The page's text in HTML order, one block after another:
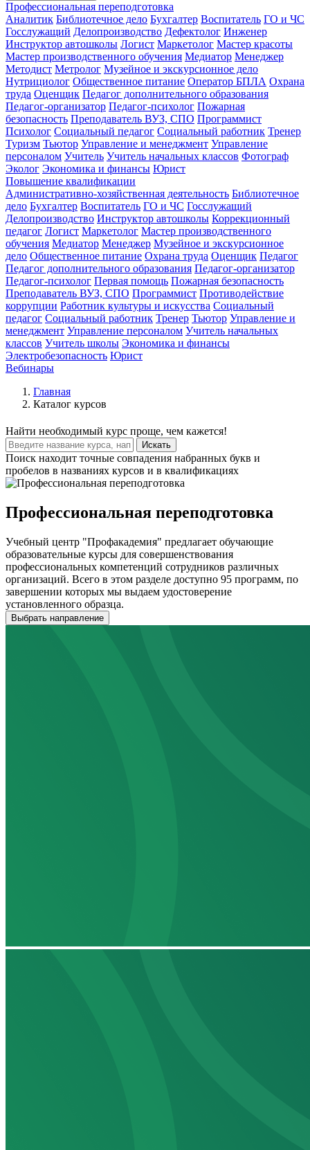
Профессиональная переподготовка
Аналитик Библиотечное дело Бухгалтер Воспитатель ГО и ЧС
Госслужащий Делопроизводство Дефектолог Инженер
Инструктор автошколы Логист Маркетолог Мастер красоты
Мастер производственного обучения Медиатор Менеджер
Методист Метролог Музейное и экскурсионное дело
Нутрициолог Общественное питание Оператор БПЛА Охрана
труда Оценщик Педагог дополнительного образования
Педагог-организатор Педагог-психолог Пожарная
безопасность Преподаватель ВУЗ, СПО Программист
Психолог Социальный педагог Социальный работник Тренер
Туризм Тьютор Управление и менеджмент Управление
персоналом Учитель Учитель начальных классов Фотограф
Эколог Экономика и финансы Юрист
Повышение квалификации
Административно-хозяйственная деятельность Библиотечное
дело Бухгалтер Воспитатель ГО и ЧС Госслужащий
Делопроизводство Инструктор автошколы Коррекционный
педагог Логист Маркетолог Мастер производственного
обучения Медиатор Менеджер Музейное и экскурсионное
дело Общественное питание Охрана труда Оценщик Педагог
Педагог дополнительного образования Педагог-организатор
Педагог-психолог Первая помощь Пожарная безопасность
Преподаватель ВУЗ, СПО Программист Противодействие
коррупции Работник культуры и искусства Социальный
педагог Социальный работник Тренер Тьютор Управление и
менеджмент Управление персоналом Учитель начальных
классов Учитель школы Экономика и финансы
Электробезопасность Юрист
Вебинары
Главная
Каталог курсов
Найти необходимый курс проще, чем кажется!
Искать
Поиск находит точные совпадения набранных букв и
пробелов в названиях курсов и в квалификациях
Профессиональная переподготовка
Учебный центр "Профакадемия" предлагает обучающие
образовательные курсы для совершенствования
профессиональных компетенций сотрудников различных
организаций. Всего в этом разделе доступно 95 программ, по
завершении которых мы выдаем удостоверение
установленного образца.
Выбрать направление